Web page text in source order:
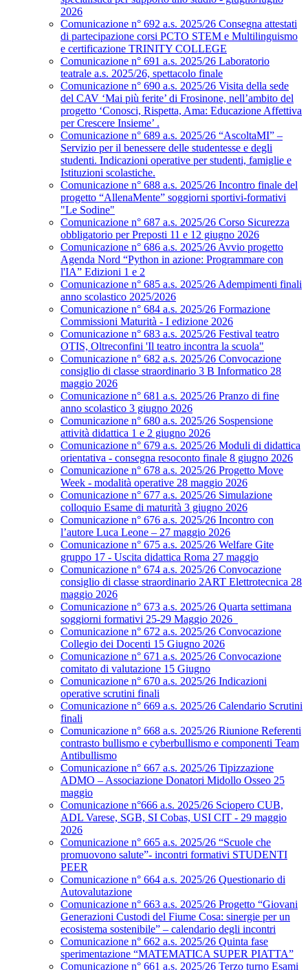
2026
Comunicazione n° 692 a.s. 2025/26 Consegna attestati
di partecipazione corsi PCTO STEM e Multilinguismo
e certificazione TRINITY COLLEGE
Comunicazione n° 691 a.s. 2025/26 Laboratorio
teatrale a.s. 2025/26, spettacolo finale
Comunicazione n° 690 a.s. 2025/26 Visita della sede
del CAV ‘Mai più ferite’ di Frosinone, nell’ambito del
progetto ‘Conosci, Rispetta, Ama: Educazione Affettiva
per Crescere Insieme’ .
Comunicazione n° 689 a.s. 2025/26 “AscoltaMI” –
Servizio per il benessere delle studentesse e degli
studenti. Indicazioni operative per studenti, famiglie e
Istituzioni scolastiche.
Comunicazione n° 688 a.s. 2025/26 Incontro finale del
progetto “AllenaMente” soggiorni sportivi‑formativi
"Le Sodine"
Comunicazione n° 687 a.s. 2025/26 Corso Sicurezza
obbligatorio per Preposti 11 e 12 giugno 2026
Comunicazione n° 686 a.s. 2025/26 Avvio progetto
Agenda Nord “Python in azione: Programmare con
l'IA” Edizioni 1 e 2
Comunicazione n° 685 a.s. 2025/26 Adempimenti finali
anno scolastico 2025/2026
Comunicazione n° 684 a.s. 2025/26 Formazione
Commissioni Maturità - I edizione 2026
Comunicazione n° 683 a.s. 2025/26 Festival teatro
OTIS, Oltreconfini 'Il teatro incontra la scuola"
Comunicazione n° 682 a.s. 2025/26 Convocazione
consiglio di classe straordinario 3 B Informatico 28
maggio 2026
Comunicazione n° 681 a.s. 2025/26 Pranzo di fine
anno scolastico 3 giugno 2026
Comunicazione n° 680 a.s. 2025/26 Sospensione
attività didattica 1 e 2 giugno 2026
Comunicazione n° 679 a.s. 2025/26 Moduli di didattica
orientativa - consegna resoconto finale 8 giugno 2026
Comunicazione n° 678 a.s. 2025/26 Progetto Move
Week - modalità operative 28 maggio 2026
Comunicazione n° 677 a.s. 2025/26 Simulazione
colloquio Esame di maturità 3 giugno 2026
Comunicazione n° 676 a.s. 2025/26 Incontro con
l’autore Luca Leone – 27 maggio 2026
Comunicazione n° 675 a.s. 2025/26 Welfare Gite
gruppo 17 - Uscita didattica Roma 27 maggio
Comunicazione n° 674 a.s. 2025/26 Convocazione
consiglio di classe straordinario 2ART Elettrotecnica 28
maggio 2026
Comunicazione n° 673 a.s. 2025/26 Quarta settimana
soggiorni formativi 25-29 Maggio 2026
Comunicazione n° 672 a.s. 2025/26 Convocazione
Collegio dei Docenti 15 Giugno 2026
Comunicazione n° 671 a.s. 2025/26 Convocazione
comitato di valutazione 15 Giugno
Comunicazione n° 670 a.s. 2025/26 Indicazioni
operative scrutini finali
Comunicazione n° 669 a.s. 2025/26 Calendario Scrutini
finali
Comunicazione n° 668 a.s. 2025/26 Riunione Referenti
contrasto bullismo e cyberbullismo e componenti Team
Antibullismo
Comunicazione n° 667 a.s. 2025/26 Tipizzazione
ADMO – Associazione Donatori Midollo Osseo 25
maggio
Comunicazione n°666 a.s. 2025/26 Sciopero CUB,
ADL Varese, SGB, SI Cobas, USI CIT - 29 maggio
2026
Comunicazione n° 665 a.s. 2025/26 “Scuole che
promuovono salute”- incontri formativi STUDENTI
PEER
Comunicazione n° 664 a.s. 2025/26 Questionario di
Autovalutazione
Comunicazione n° 663 a.s. 2025/26 Progetto “Giovani
Generazioni Custodi del Fiume Cosa: sinergie per un
ecosistema sostenibile” – calendario degli incontri
Comunicazione n° 662 a.s. 2025/26 Quinta fase
sperimentazione “MATEMATICA SUPER PIATTA”
Comunicazione n° 661 a.s. 2025/26 Terzo turno Esami